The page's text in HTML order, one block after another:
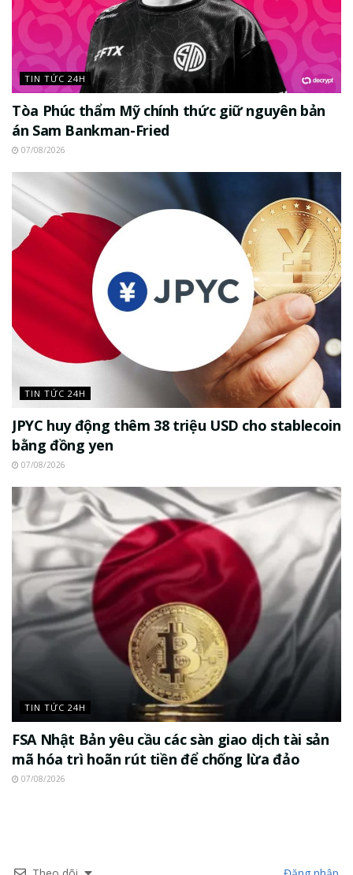
TIN TỨC 24H
Tòa Phúc thẩm Mỹ chính thức giữ nguyên bản
án Sam Bankman-Fried
07/08/2026
TIN TỨC 24H
JPYC huy động thêm 38 triệu USD cho stablecoin
bằng đồng yen
07/08/2026
TIN TỨC 24H
FSA Nhật Bản yêu cầu các sàn giao dịch tài sản
mã hóa trì hoãn rút tiền để chống lừa đảo
07/08/2026